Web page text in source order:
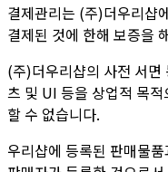
결제관리는 (주)더우리샵
결제된 것에 한해 보증을
(주)더우리샵의 사전 서면
츠 및 UI 등을 상업적 목
할 수 없습니다.
우리샵에 등록된 판매물